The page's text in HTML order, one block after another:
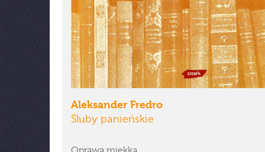
Aleksander Fredro
Śluby panieńskie